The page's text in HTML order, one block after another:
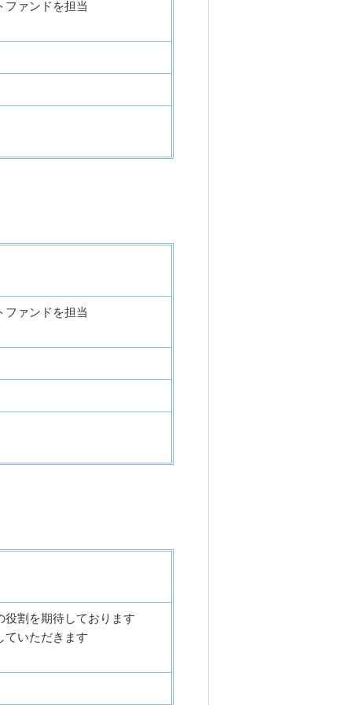
ファンドを担当
ファンドを担当
割を期待しております
ていただきます